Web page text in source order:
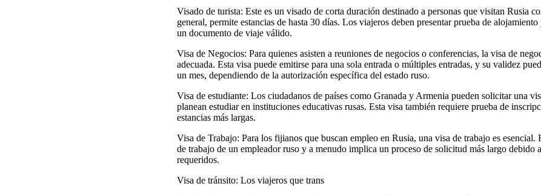
Visado de turista: Este es un visado de corta duración destinado a personas que visitan Rusia
general, permite estancias de hasta 30 días. Los viajeros deben presentar prueba de
un documento de viaje válido.
Visa de Negocios: Para quienes asisten a reuniones de negocios o conferencias, la visa de
adecuada. Esta visa puede emitirse para una sola entrada o múltiples entradas, y su validez
un mes, dependiendo de la autorización específica del estado ruso.
Visa de estudiante: Los ciudadanos de países como Granada y Armenia pueden solicitar una
planean estudiar en instituciones educativas rusas. Esta visa también requiere prueba de
estancias más largas.
Visa de Trabajo: Para los fijianos que buscan empleo en Rusia, una visa de trabajo es esencial.
de trabajo de un empleador ruso y a menudo implica un proceso de solicitud más largo debido
requeridos.
Visa de tránsito: Los viajeros que trans